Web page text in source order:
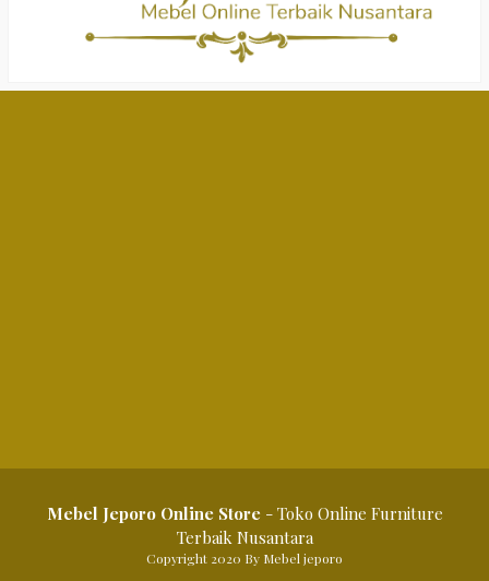
Mebel Jeporo Online Store- Toko Online Furniture
Terbaik Nusantara
Copyright 2020 By Mebel jeporo